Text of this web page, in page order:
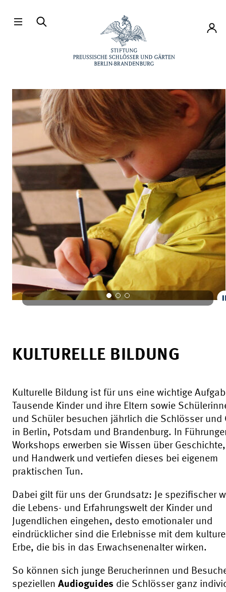
Konto
KULTURELLE BILDUNG
Kulturelle Bildung ist für uns eine wichtige
Tausende Kinder und ihre Eltern sowie
und Schüler besuchen jährlich die Schlösser und
in Berlin, Potsdam und Brandenburg. In
Workshops erwerben sie Wissen über
und Handwerk und vertiefen dieses bei eigenem
praktischen Tun.
Dabei gilt für uns der Grundsatz: Je spezifischer
die Lebens- und Erfahrungswelt der Kinder und
Jugendlichen eingehen, desto emotionaler und
eindrücklicher sind die Erlebnisse mit dem
Erbe, die bis in das Erwachsenenalter wirken.
So können sich junge Berucherinnen und
speziellen Audioguides die Schlösser ganz